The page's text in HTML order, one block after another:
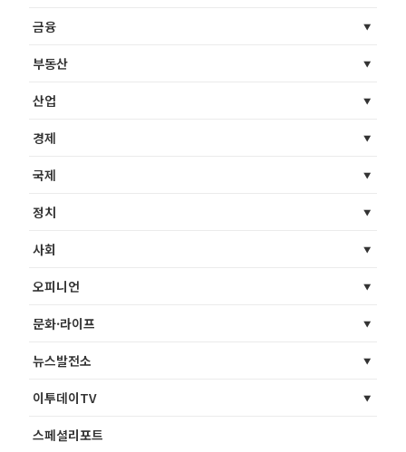
금융
부동산
산업
경제
국제
정치
사회
오피니언
문화·라이프
뉴스발전소
이투데이TV
스페셜리포트